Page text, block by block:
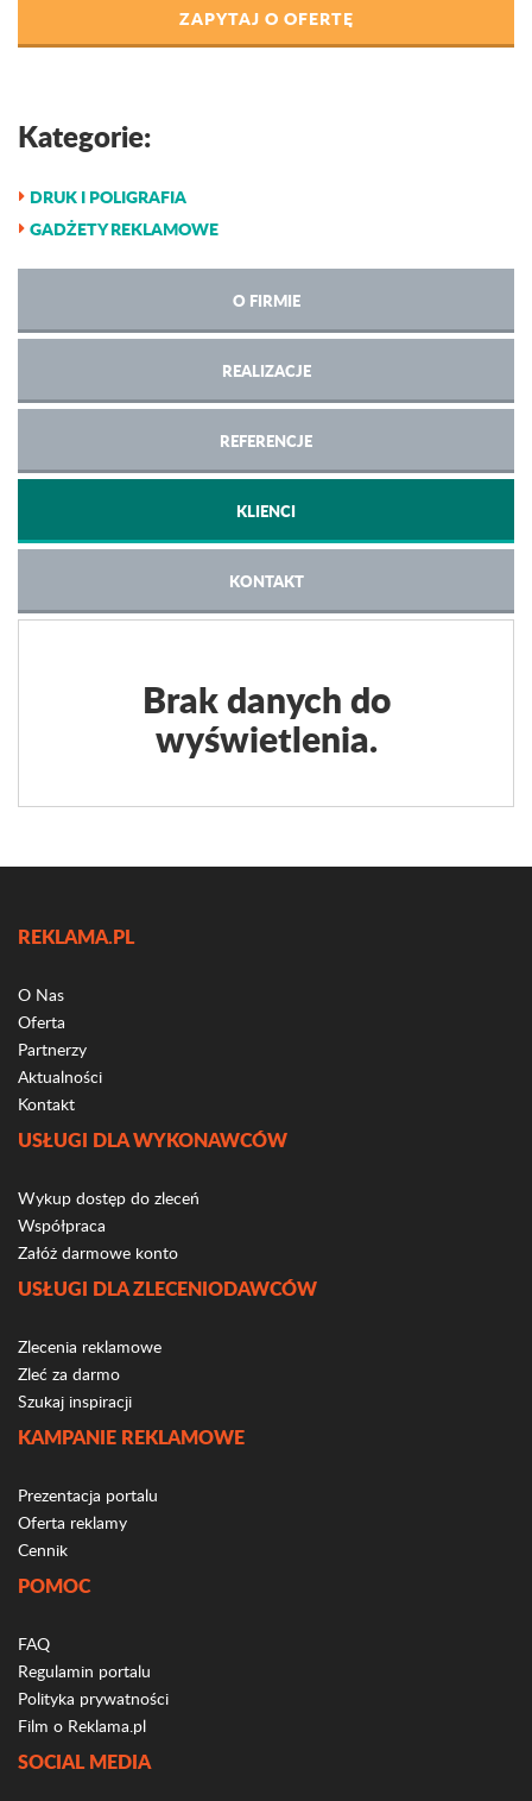
ZAPYTAJ O OFERTĘ
Kategorie:
DRUK I POLIGRAFIA
GADŻETY REKLAMOWE
O FIRMIE
REALIZACJE
REFERENCJE
KLIENCI
KONTAKT
Brak danych do
wyświetlenia.
REKLAMA.PL
O Nas
Oferta
Partnerzy
Aktualności
Kontakt
USŁUGI DLA WYKONAWCÓW
Wykup dostęp do zleceń
Współpraca
Załóż darmowe konto
USŁUGI DLA ZLECENIODAWCÓW
Zlecenia reklamowe
Zleć za darmo
Szukaj inspiracji
KAMPANIE REKLAMOWE
Prezentacja portalu
Oferta reklamy
Cennik
POMOC
FAQ
Regulamin portalu
Polityka prywatności
Film o Reklama.pl
SOCIAL MEDIA